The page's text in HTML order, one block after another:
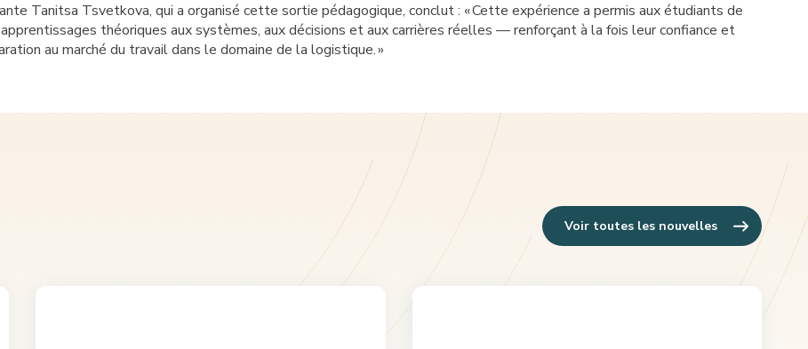
Tanitsa Tsvetkova, qui a organisé cette sortie pédagogique, conclut : «Cette expérience a permis aux étudiants de
théoriques aux systèmes, aux décisions et aux carrières réelles — renforçant à la fois leur confiance et
au marché du travail dans le domaine de la logistique.»
Voir toutes les nouvelles